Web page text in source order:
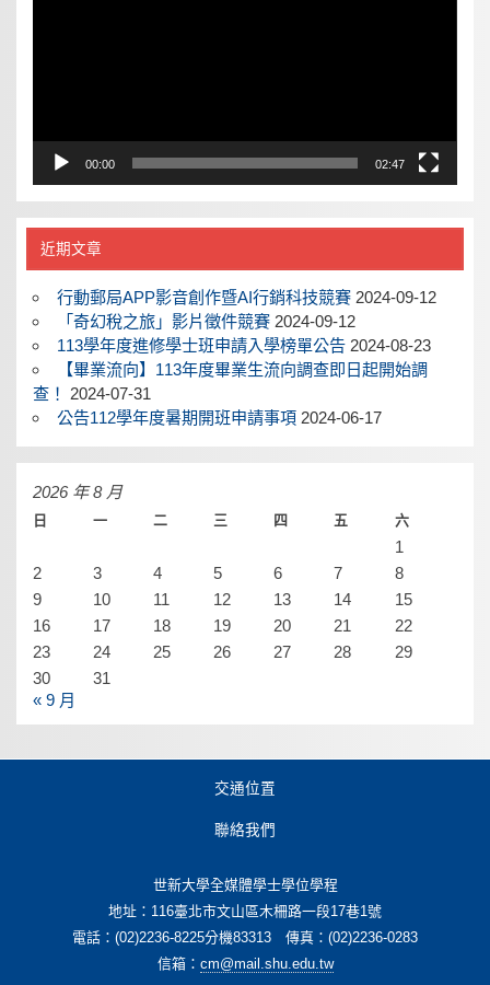
00:00 02:47
近期文章
行動郵局APP影音創作暨AI行銷科技競賽 2024-09-12
「奇幻稅之旅」影片徵件競賽 2024-09-12
113學年度進修學士班申請入學榜單公告 2024-08-23
【畢業流向】113年度畢業生流向調查即日起開始調
查！
2024-07-31
公告112學年度暑期開班申請事項 2024-06-17
2026 年 8 月
日 一 二 三 四 五 六
1
2
3 4 5 6 7
8
9
10 11 12 13 14
15
16
17 18 19 20 21
22
23
24 25 26 27 28
29
30
31
« 9 月
交通位置
聯絡我們
世新大學全媒體學士學位學程
地址：116臺北市文山區木柵路一段17巷1號
電話：(02)2236-8225分機83313 傳真：(02)2236-0283
信箱： cm@mail.shu.edu.tw